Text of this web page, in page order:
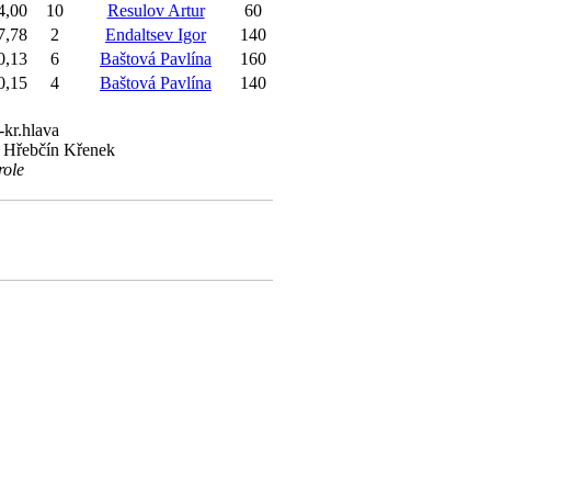
10 Resulov Artur
60
2 Endaltsev Igor
140
6 Baštová Pavlína
160
4 Baštová Pavlína
140
Křenek